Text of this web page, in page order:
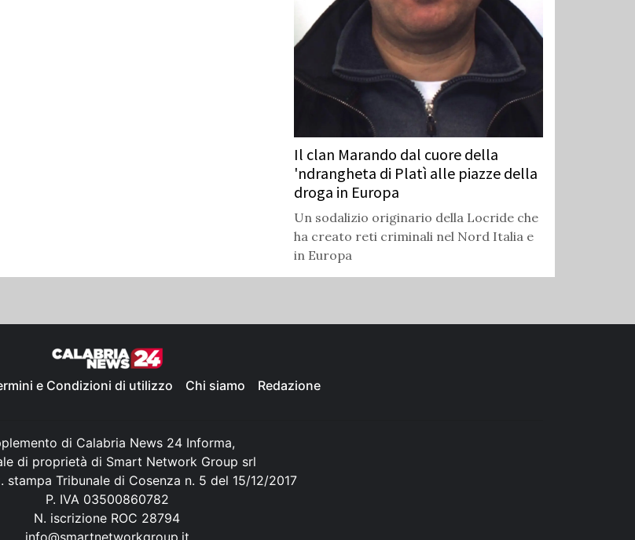
Il clan Marando dal cuore della
'ndrangheta di Platì alle piazze della
droga in Europa
Un sodalizio originario della Locride che
ha creato reti criminali nel Nord Italia e
in Europa
e Condizioni di utilizzo Chi siamo Redazione
di Calabria News 24 Informa,
di proprietà di Smart Network Group srl
stampa Tribunale di Cosenza n. 5 del 15/12/2017
P. IVA 03500860782
N. iscrizione ROC 28794
info@smartnetworkgroup.it